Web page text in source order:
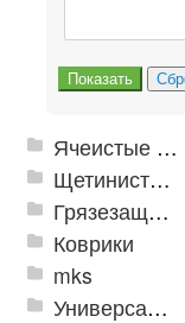
Ячеистые грязезащитные покрытия
Щетинистые покрытия
Грязезащитные, влаговпитывающие покрытия
Коврики
mks
Универсальные модульные покрытия